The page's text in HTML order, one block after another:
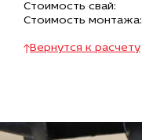
Стоимость свай:
Стоимость монтажа:
Вернутся к расчету